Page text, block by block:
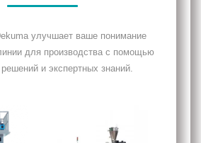
улучшает ваше понимание
для производства с помощью
и экспертных знаний.